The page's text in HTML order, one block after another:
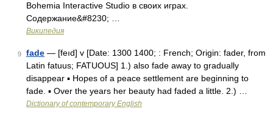
Bohemia Interactive Studio в своих играх.
Содержание&#8230; …
Википедия
9 fade — [feıd] v [Date: 1300 1400; : French; Origin: fader, from
Latin fatuus; FATUOUS] 1.) also fade away to gradually
disappear ▪ Hopes of a peace settlement are beginning to
fade. ▪ Over the years her beauty had faded a little. 2.) …
Dictionary of contemporary English